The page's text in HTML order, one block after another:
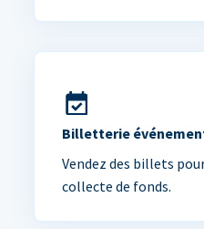
Billetterie
Vendez des billets
collecte de fonds.